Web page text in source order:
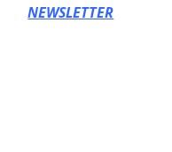
NEWSLETTER